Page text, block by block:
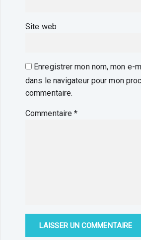
Site web
Enregistrer mon nom, mon e-
dans le navigateur pour mon
commentaire.
Commentaire*